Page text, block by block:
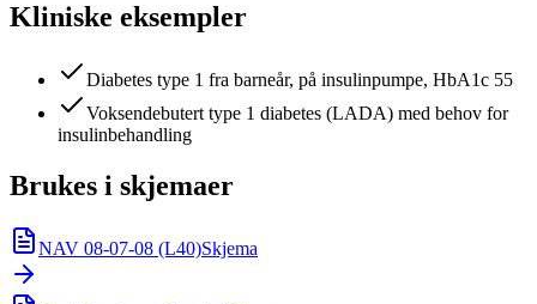
Kliniske eksempler
Diabetes type 1 fra barneår, på insulinpumpe, HbA1c 55
Voksendebutert type 1 diabetes (LADA) med behov for
insulinbehandling
Brukes i skjemaer
NAV 08-07-08 (L40)Skjema